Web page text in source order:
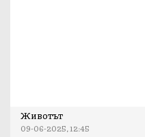
Животът
09-06-2025, 12:45